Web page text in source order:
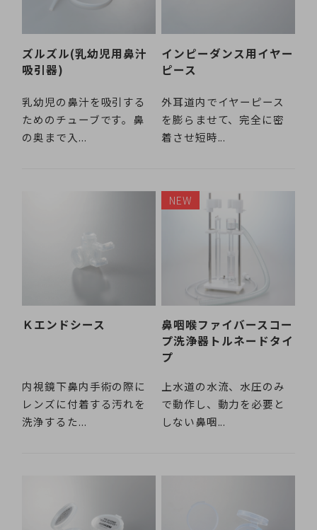
ズルズル(乳幼児用鼻汁
吸引器)
乳幼児の鼻汁を吸引する
ためのチューブです。鼻
の奥まで入...
インピーダンス用イヤー
ピース
外耳道内でイヤーピース
を膨らませて、完全に密
着させ短時...
Ｋエンドシース
内視鏡下鼻内手術の際に
レンズに付着する汚れを
洗浄するた...
鼻咽喉ファイバースコー
プ洗浄器トルネードタイ
プ
上水道の水流、水圧のみ
で動作し、動力を必要と
しない鼻咽...